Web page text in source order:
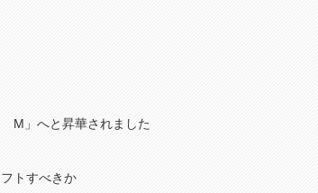
ッチ M」へと昇華されました
トすべきか